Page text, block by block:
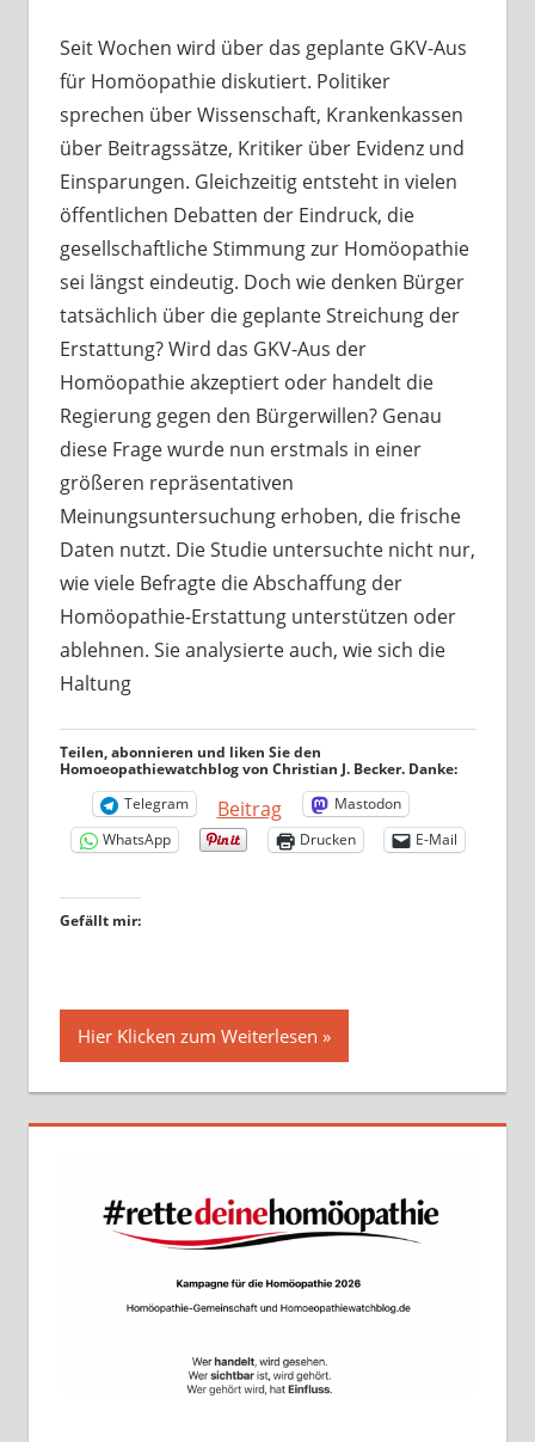
Seit Wochen wird über das geplante GKV-Aus
für Homöopathie diskutiert. Politiker
sprechen über Wissenschaft, Krankenkassen
über Beitragssätze, Kritiker über Evidenz und
Einsparungen. Gleichzeitig entsteht in vielen
öffentlichen Debatten der Eindruck, die
gesellschaftliche Stimmung zur Homöopathie
sei längst eindeutig. Doch wie denken Bürger
tatsächlich über die geplante Streichung der
Erstattung? Wird das GKV-Aus der
Homöopathie akzeptiert oder handelt die
Regierung gegen den Bürgerwillen? Genau
diese Frage wurde nun erstmals in einer
größeren repräsentativen
Meinungsuntersuchung erhoben, die frische
Daten nutzt. Die Studie untersuchte nicht nur,
wie viele Befragte die Abschaffung der
Homöopathie-Erstattung unterstützen oder
ablehnen. Sie analysierte auch, wie sich die
Haltung
Teilen, abonnieren und liken Sie den
Homoeopathiewatchblog von Christian J. Becker. Danke:
Telegram
Beitrag
Mastodon
WhatsApp
Drucken E-Mail
Gefällt mir:
Hier Klicken zum Weiterlesen